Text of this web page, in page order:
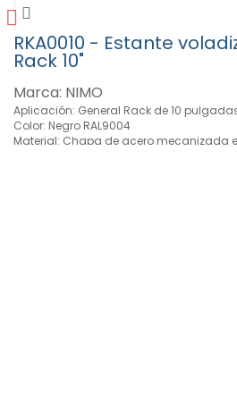
RKA0010 - Estante
Rack 10"
Marca: NIMO
Aplicación: General Rack de 10
Color: Negro RAL9004
Material: Chapa de acero mecanizada